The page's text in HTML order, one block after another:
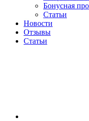
Бонусная
Статьи
Новости
Отзывы
Статьи